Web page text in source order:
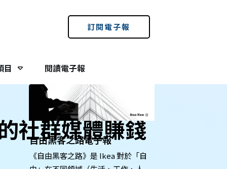
訂閱電子報
目 閱讀電子報
社群媒體賺錢
免費訂閱電子報：
自由黑客之路電子報
《自由黑客之路》是 Ikea 對於「自